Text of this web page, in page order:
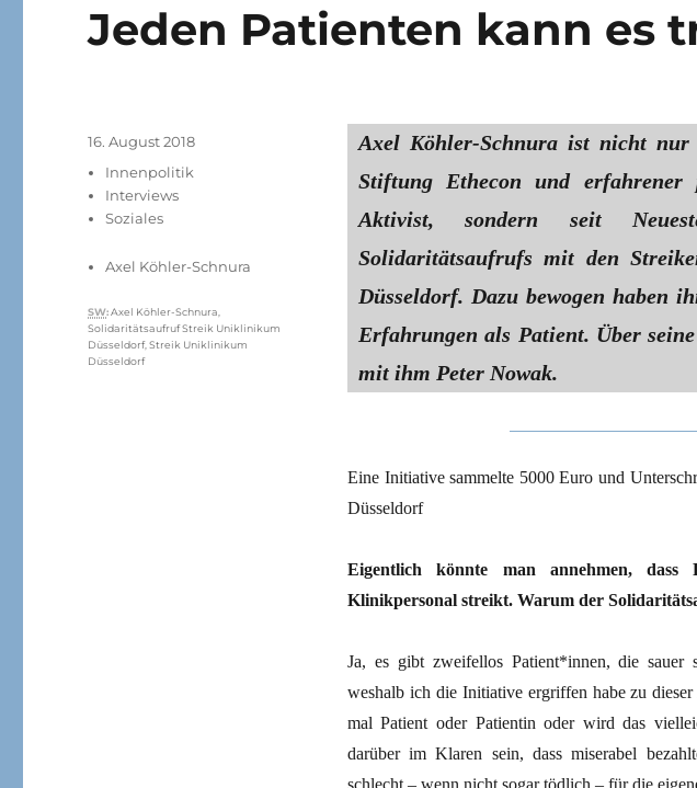
Jeden Patienten kann es
Axel Köhler-Schnura ist nicht nur
Stiftung Ethecon und erfahrener
Aktivist, sondern seit
Solidaritätsaufrufs mit den
Düsseldorf. Dazu bewogen haben
Erfahrungen als Patient. Über
mit ihm Peter Nowak.
Eine Initiative sammelte 5000 Euro und
Düsseldorf
Eigentlich könnte man annehmen,
Klinikpersonal streikt. Warum der
Ja, es gibt zweifellos Patient*innen, die
weshalb ich die Initiative ergriffen habe zu
mal Patient oder Patientin oder wird das
darüber im Klaren sein, dass miserabel
schlecht – wenn nicht sogar tödlich – für die
Veröffentlicht
16. August 2018
Kategorien
Innenpolitik
Interviews
Soziales
Axel Köhler-Schnura
Schlagwörter
SW:Axel Köhler-Schnura
Solidaritätsaufruf Streik Uniklinikum
Düsseldorf,Streik Uniklinikum
Düsseldorf